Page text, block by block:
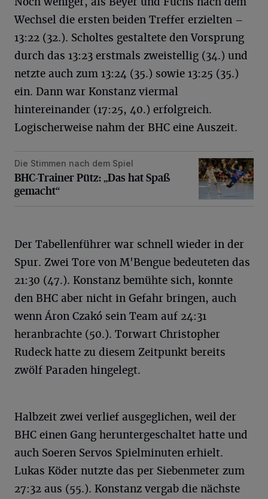
Wechsel die ersten beiden Treffer erzielten –
13:22 (32.). Scholtes gestaltete den Vorsprung
durch das 13:23 erstmals zweistellig (34.) und
netzte auch zum 13:24 (35.) sowie 13:25 (35.)
ein. Dann war Konstanz viermal
hintereinander (17:25, 40.) erfolgreich.
Logischerweise nahm der BHC eine Auszeit.
BHC-Trainer Pütz: „Das hat Spaß gemacht“
Die Stimmen nach dem Spiel
BHC-Trainer Pütz: „Das hat Spaß
gemacht“
Der Tabellenführer war schnell wieder in der
Spur. Zwei Tore von M'Bengue bedeuteten das
21:30 (47.). Konstanz bemühte sich, konnte
den BHC aber nicht in Gefahr bringen, auch
wenn Áron Czakó sein Team auf 24:31
heranbrachte (50.). Torwart Christopher
Rudeck hatte zu diesem Zeitpunkt bereits
zwölf Paraden hingelegt.
Halbzeit zwei verlief ausgeglichen, weil der
BHC einen Gang heruntergeschaltet hatte und
auch Soeren Servos Spielminuten erhielt.
Lukas Köder nutzte das per Siebenmeter zum
27:32 aus (55.). Konstanz vergab die nächste